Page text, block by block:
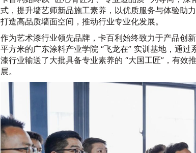
式，提升墙艺师新品施工素养，以优质服务与体验助
打造高品质墙面空间，推动行业专业化发展。
作为艺术漆行业领先品牌，卡百利始终致力于产品创
平方米的广东涂料产业学院 “飞龙在” 实训基地，通
漆行业输送了大批具备专业素养的 “大国工匠”，有效
展。